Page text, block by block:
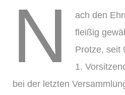
N
ach den
fleißig
Protze, seit
1.
bei der letzten